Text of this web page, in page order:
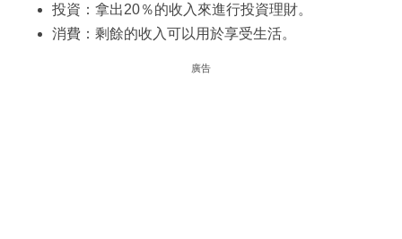
投資：拿出20％的收入來進行投資理財。
消費：剩餘的收入可以用於享受生活。
廣告